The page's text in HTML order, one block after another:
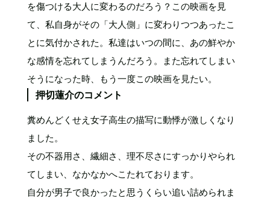
を傷つける大人に変わるのだろう？この映画を見
て、私自身がその「大人側」に変わりつつあったこ
とに気付かされた。私達はいつの間に、あの鮮やか
な感情を忘れてしまうんだろう。また忘れてしまい
そうになった時、もう一度この映画を見たい。
押切蓮介のコメント
糞めんどくせえ女子高生の描写に動悸が激しくなり
ました。
その不器用さ、繊細さ、理不尽さにすっかりやられ
てしまい、なかなかへこたれております。
自分が男子で良かったと思うくらい追い詰められま